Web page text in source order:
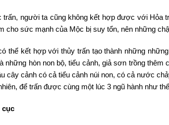
trấn, người ta cũng không kết hợp được với Hỏa
cho sức mạnh của Mộc bị suy tổn, nên những
thể kết hợp với thủy trấn tạo thành những
những hòn non bộ, tiểu cảnh, giả sơn trồng
cây cảnh có cả tiểu cảnh núi non, có cả nước
để trấn được cùng một lúc 3 ngũ hành như
cục